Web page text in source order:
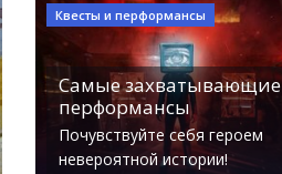
Квесты и перформансы
Самые захватывающие
перформансы
Почувствуйте себя героем
невероятной истории!